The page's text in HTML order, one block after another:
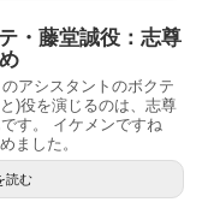
・藤堂誠役：志尊
アシスタントのボクテ
)役を演じるのは、志尊
す。 イケメンですね
ました。
読む